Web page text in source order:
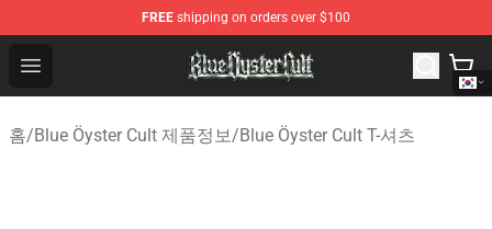
FREE shipping on orders over $100
Open menu
Blue Öyster Cult Store - Official Blue Öyster Cult
홈/Blue Öyster Cult 제품정보/Blue Öyster Cult T-셔츠